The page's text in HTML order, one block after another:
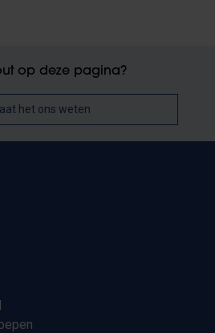
op deze pagina?
Laat het ons weten